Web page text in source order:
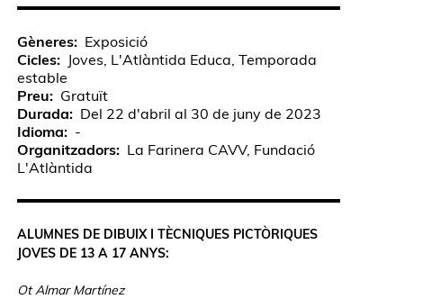
Gèneres
Exposició
Cicles
Joves, L'Atlàntida Educa, Temporada
estable
Preu
Gratuït
Durada
Del 22 d'abril al 30 de juny de 2023
Idioma
-
Organitzadors
La Farinera CAVV, Fundació
L'Atlàntida
ALUMNES DE DIBUIX I TÈCNIQUES PICTÒRIQUES
JOVES DE 13 A 17 ANYS:
Ot Almar Martínez